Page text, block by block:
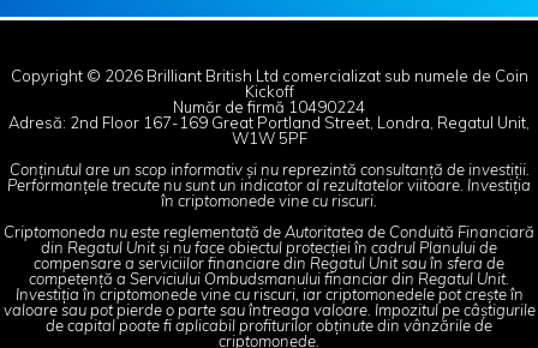
Copyright © 2026 Brilliant British Ltd comercializat sub numele de Coin
Kickoff
Număr de firmă 10490224
Adresă: 2nd Floor 167-169 Great Portland Street, Londra, Regatul Unit,
W1W 5PF
Conținutul are un scop informativ și nu reprezintă consultanță de investiții.
Performanțele trecute nu sunt un indicator al rezultatelor viitoare. Investiția
în criptomonede vine cu riscuri.
Criptomoneda nu este reglementată de Autoritatea de Conduită Financiară
din Regatul Unit și nu face obiectul protecției în cadrul Planului de
compensare a serviciilor financiare din Regatul Unit sau în sfera de
competență a Serviciului Ombudsmanului financiar din Regatul Unit.
Investiția în criptomonede vine cu riscuri, iar criptomonedele pot crește în
valoare sau pot pierde o parte sau întreaga valoare. Impozitul pe câștigurile
de capital poate fi aplicabil profiturilor obținute din vânzările de
criptomonede.